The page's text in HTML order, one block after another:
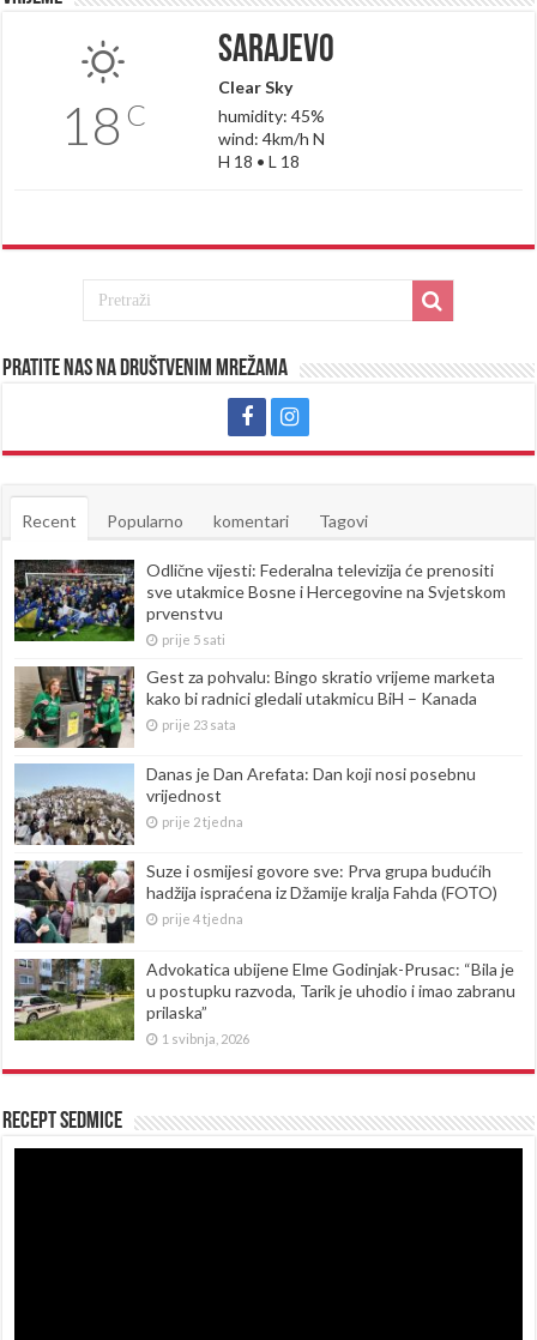
18 C
Sarajevo
Clear Sky
humidity: 45%
wind: 4km/h N
H 18 • L 18
Pratite nas na društvenim mrežama
Recent Popularno komentari Tagovi
Odlične vijesti: Federalna televizija će prenositi
sve utakmice Bosne i Hercegovine na Svjetskom
prvenstvu
prije 5 sati
Gest za pohvalu: Bingo skratio vrijeme marketa
kako bi radnici gledali utakmicu BiH – Kanada
prije 23 sata
Danas je Dan Arefata: Dan koji nosi posebnu
vrijednost
prije 2 tjedna
Suze i osmijesi govore sve: Prva grupa budućih
hadžija ispraćena iz Džamije kralja Fahda (FOTO)
prije 4 tjedna
Advokatica ubijene Elme Godinjak-Prusac: “Bila je
u postupku razvoda, Tarik je uhodio i imao zabranu
prilaska”
1 svibnja, 2026
Recept sedmice